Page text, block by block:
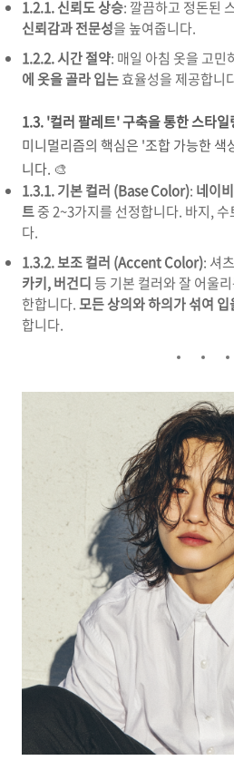
1.2.1. 신뢰도 상승: 깔끔하고 정돈된
신뢰감과 전문성을 높여줍니다.
1.2.2. 시간 절약: 매일 아침 옷을 고민
에 옷을 골라 입는효율성을 제공합니
1.3. '컬러 팔레트' 구축을 통한 스타
미니멀리즘의 핵심은 '조합 가능한 색
니다. 🎨
1.3.1. 기본 컬러 (Base Color): 네이
트중 2~3가지를 선정합니다. 바지,
다.
1.3.2. 보조 컬러 (Accent Color): 셔
카키, 버건디등 기본 컬러와 잘 어울
한합니다.모든 상의와 하의가 섞여
합니다.